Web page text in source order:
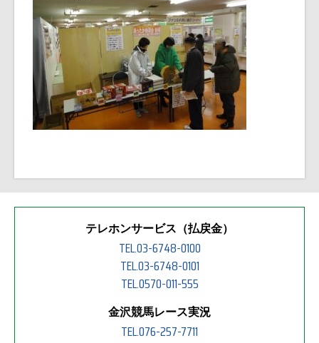
テレホンサービス（払戻金）
TEL.03-6748-0100
TEL.03-6748-0101
TEL.0570-011-555
金沢競馬レース実況
TEL.076-257-7711